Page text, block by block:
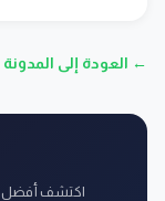
← العودة إلى المدونة
اكتشف أفضل